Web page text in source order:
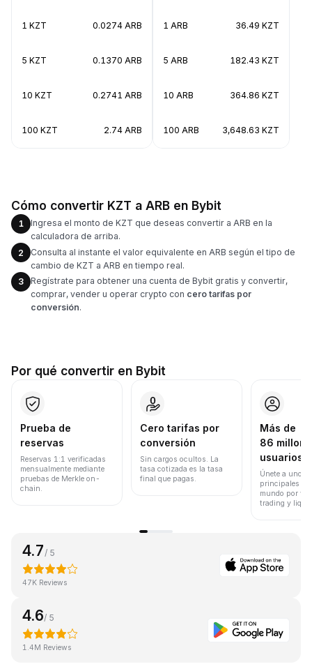
1 KZT 0.0274 ARB
5 KZT 0.1370 ARB
10 KZT 0.2741 ARB
100 KZT 2.74 ARB
1 ARB 36.49 KZT
5 ARB 182.43 KZT
10 ARB 364.86 KZT
100 ARB 3,648.63 KZT
Cómo convertir KZT a ARB en Bybit
1
Ingresa el monto de KZT que deseas convertir a ARB en la
calculadora de arriba.
2
Consulta al instante el valor equivalente en ARB según el tipo de
cambio de KZT a ARB en tiempo real.
3
Regístrate para obtener una cuenta de Bybit gratis y convertir,
comprar, vender u operar crypto con cero tarifas por
conversión.
Por qué convertir en Bybit
Prueba de
reservas
Reservas 1:1 verificadas
mensualmente mediante
pruebas de Merkle on-
chain.
Cero tarifas por
conversión
Sin cargos ocultos. La
tasa cotizada es la tasa
final que pagas.
Más de
86
usuarios
Únete a uno
principales
mundo por
trading y
4.7/ 5
47K Reviews
4.6/ 5
1.4M Reviews